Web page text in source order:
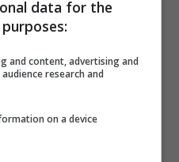
si è dovuto
con estrema
alla vista. In
interventi
all’inizio di
data for the
and content, advertising and
research and
on a device